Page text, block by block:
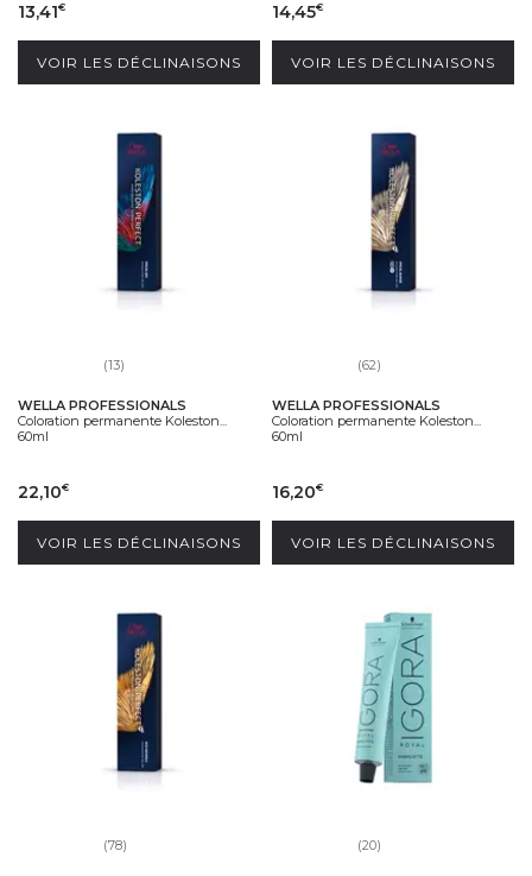
13,41€
VOIR LES DÉCLINAISONS
14,45€
VOIR LES DÉCLINAISONS
(13)
WELLA PROFESSIONALS
Coloration permanente Koleston...
60ml
22,10€
VOIR LES DÉCLINAISONS
(62)
WELLA PROFESSIONALS
Coloration permanente Koleston...
60ml
16,20€
VOIR LES DÉCLINAISONS
(78) (20)